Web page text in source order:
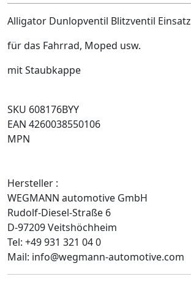
Alligator Dunlopventil Blitzventil Einsatz
für das Fahrrad, Moped usw.
mit Staubkappe
SKU 608176BYY
EAN 4260038550106
MPN
Hersteller :
WEGMANN automotive GmbH
Rudolf-Diesel-Straße 6
D-97209 Veitshöchheim
Tel: +49 931 321 04 0
Mail: info@wegmann-automotive.com